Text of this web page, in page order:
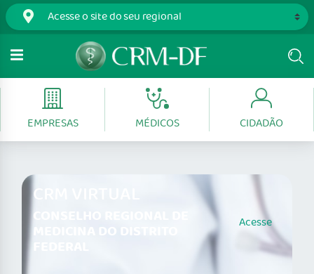
EMPRESAS MÉDICOS CIDADÃO
CRM VIRTUAL
CONSELHO REGIONAL DE
MEDICINA DO DISTRITO Acesse